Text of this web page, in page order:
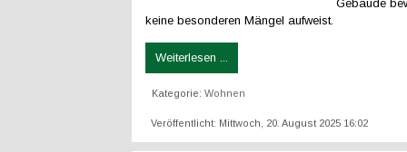
Gebäude
keine besonderen Mängel aufweist.
Weiterlesen ...
Kategorie: Wohnen
Veröffentlicht: Mittwoch, 20. August 2025 16:02